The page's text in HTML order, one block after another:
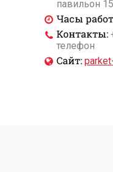
павильон
Часы
Контакты:
телефон
Сайт: